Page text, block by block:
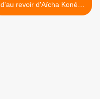
d'au revoir d'Aïcha Koné à
Noisy le Sec >